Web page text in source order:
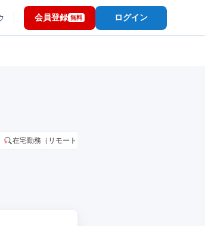
会員登録 無料 ログイン
在宅勤務（リモートワーク）OK